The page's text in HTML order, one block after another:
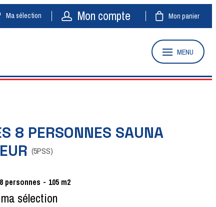
Ma sélection Mon compte Mon panier
MENU
8 PERSONNES SAUNA
(5PSS)
8 personnes 105 m2
sélection